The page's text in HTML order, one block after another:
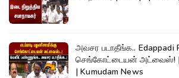
அவசர படாதீங்க.. Edappadi
செங்கோட்டையன் அட்வைஸ்! |
| Kumudam News